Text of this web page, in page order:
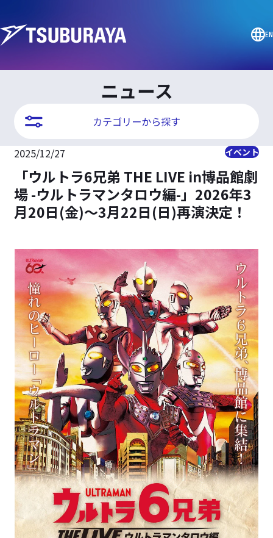
EN
ニュース
カテゴリーから探す
2025/12/27 イベント
「ウルトラ6兄弟 THE LIVE in博品館劇
場 -ウルトラマンタロウ編-」2026年3
月20日(金)～3月22日(日)再演決定！